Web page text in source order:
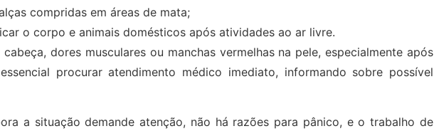
compridas em áreas de mata;
o corpo e animais domésticos após atividades ao ar livre.
dores musculares ou manchas vermelhas na pele, especialmente após
procurar atendimento médico imediato, informando sobre possível
a situação demande atenção, não há razões para pânico, e o trabalho de